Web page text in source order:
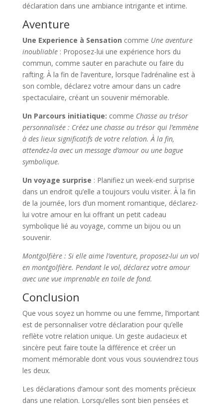
déclaration dans une ambiance intrigante et intime.
Aventure
Une Experience à Sensation comme Une aventure
inoubliable: Proposez-lui une expérience hors du
commun, comme sauter en parachute ou faire du
rafting. À la fin de l’aventure, lorsque l’adrénaline est à
son comble, déclarez votre amour dans un cadre
spectaculaire, créant un souvenir mémorable.
Un Parcours initiatique: comme Chasse au trésor
personnalisée : Créez une chasse au trésor qui l’emmène
à des lieux significatifs de votre relation. À la fin,
attendez-la avec un message d’amour ou une bague
symbolique.
Un voyage surprise : Planifiez un week-end surprise
dans un endroit qu’elle a toujours voulu visiter. À la fin
de la journée, lors d’un moment romantique, déclarez-
lui votre amour en lui offrant un petit cadeau
symbolique lié au voyage, comme un bijou ou un
souvenir.
Montgolfière : Si elle aime l’aventure, proposez-lui un vol
en montgolfière. Pendant le vol, déclarez votre amour
avec une vue imprenable en toile de fond.
Conclusion
Que vous soyez un homme ou une femme, l’important
est de personnaliser votre déclaration pour qu’elle
reflète votre relation unique. Un geste audacieux et
sincère peut faire toute la différence et créer un
moment mémorable dont vous vous souviendrez tous
les deux.
Les déclarations d’amour sont des moments précieux
dans une relation. Lorsqu’elles sont bien pensées et